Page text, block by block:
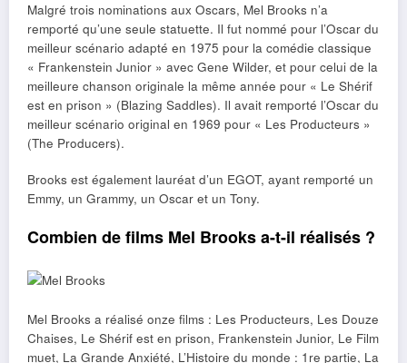
Malgré trois nominations aux Oscars, Mel Brooks n’a
remporté qu’une seule statuette. Il fut nommé pour l’Oscar du
meilleur scénario adapté en 1975 pour la comédie classique
« Frankenstein Junior » avec Gene Wilder, et pour celui de la
meilleure chanson originale la même année pour « Le Shérif
est en prison » (Blazing Saddles). Il avait remporté l’Oscar du
meilleur scénario original en 1969 pour « Les Producteurs »
(The Producers).
Brooks est également lauréat d’un EGOT, ayant remporté un
Emmy, un Grammy, un Oscar et un Tony.
Combien de films Mel Brooks a-t-il réalisés ?
Mel Brooks a réalisé onze films : Les Producteurs, Les Douze
Chaises, Le Shérif est en prison, Frankenstein Junior, Le Film
muet, La Grande Anxiété, L’Histoire du monde : 1re partie, La